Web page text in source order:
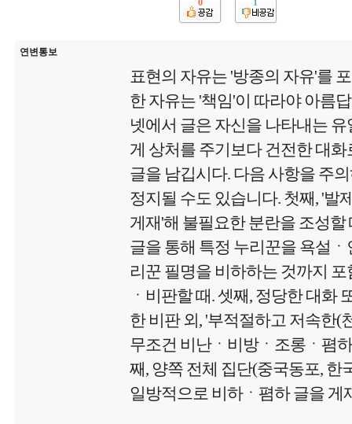
0 1
연변통보
표현의 자유는 '방종의 자유'를
한 자유는 '책임'이 따라야 아름
넷에서 글은 자신을 나타내는
게 상처를 주기보다 건전한 대화
글을 남깁시다. 다음 사항을 주
정지될 수도 있습니다. 첫째, '발
게재'해 불필요한 분란을 조성할
글을 통해 특정 누리꾼을 욕설
리꾼 필명을 비하하는 것까지
ㆍ비판할 때. 셋째, 정당한 대화
한 비판 외, '부적절하고 저속한(
무조건 비난ㆍ비방ㆍ조롱ㆍ폄
째, 양쪽 전체 집단(중국동포, 한
일방적으로 비하ㆍ폄하 글을 게